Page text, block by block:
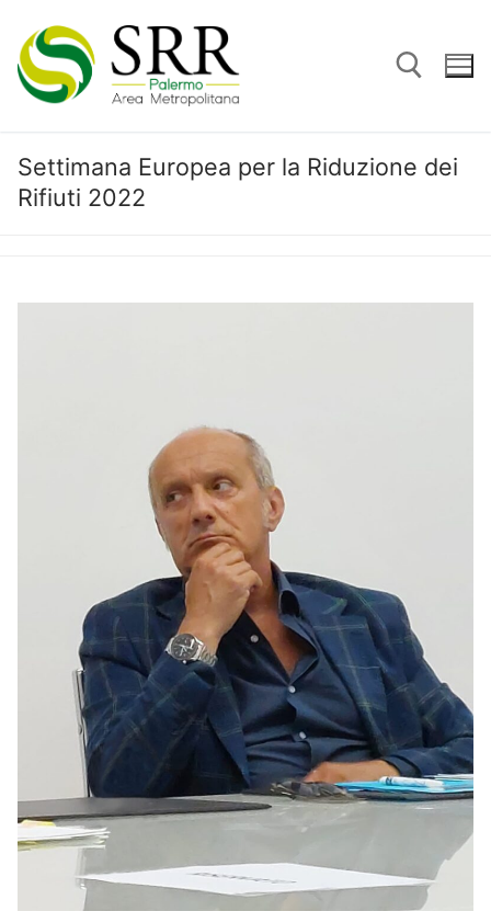
contenuto
Cerca:
Settimana Europea per la Riduzione dei
Rifiuti 2022